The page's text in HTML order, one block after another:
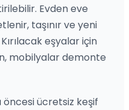
Evden eve
taşınır ve yeni
eşyalar için
mobilyalar demonte
ücretsiz keşif